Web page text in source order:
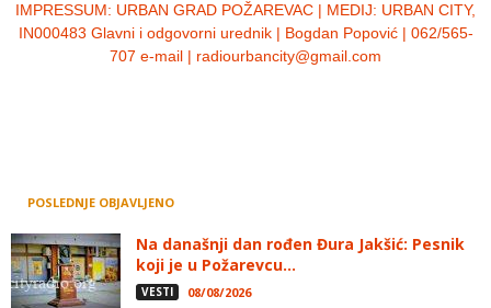
IMPRESSUM: URBAN GRAD POŽAREVAC | MEDIJ: URBAN CITY,
IN000483 Glavni i odgovorni urednik | Bogdan Popović | 062/565-
707 e-mail | radiourbancity@gmail.com
POSLEDNJE OBJAVLJENO
Na današnji dan rođen Đura Jakšić: Pesnik
koji je u Požarevcu...
VESTI 08/08/2026